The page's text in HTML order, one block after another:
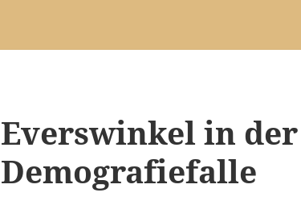
Everswinkel in der
Demografiefalle